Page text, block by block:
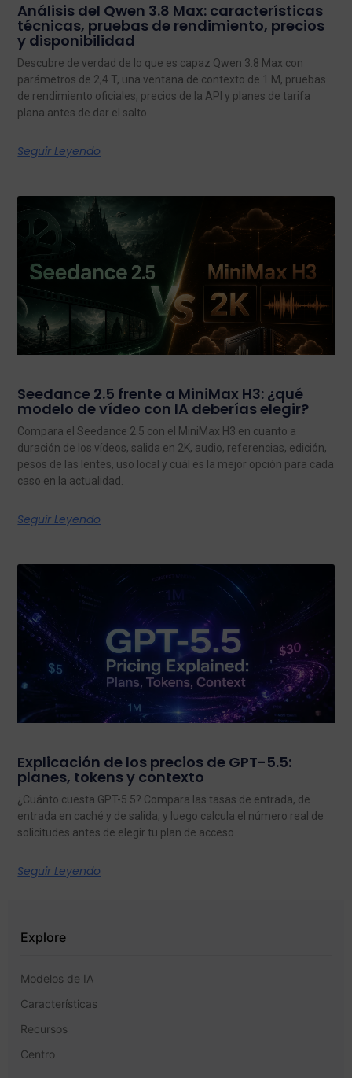
Análisis del Qwen 3.8 Max: características
técnicas, pruebas de rendimiento, precios
y disponibilidad
Descubre de verdad de lo que es capaz Qwen 3.8 Max con
parámetros de 2,4 T, una ventana de contexto de 1 M, pruebas
de rendimiento oficiales, precios de la API y planes de tarifa
plana antes de dar el salto.
Seguir Leyendo
Seedance 2.5 frente a MiniMax H3: ¿qué
modelo de vídeo con IA deberías elegir?
Compara el Seedance 2.5 con el MiniMax H3 en cuanto a
duración de los vídeos, salida en 2K, audio, referencias, edición,
pesos de las lentes, uso local y cuál es la mejor opción para cada
caso en la actualidad.
Seguir Leyendo
Explicación de los precios de GPT-5.5:
planes, tokens y contexto
¿Cuánto cuesta GPT-5.5? Compara las tasas de entrada, de
entrada en caché y de salida, y luego calcula el número real de
solicitudes antes de elegir tu plan de acceso.
Seguir Leyendo
Explore
Modelos de IA
Características
Recursos
Centro